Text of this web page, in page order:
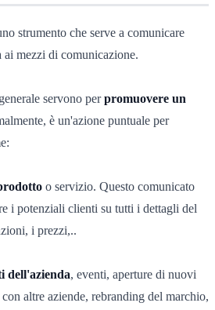
strumento che serve a comunicare
mezzi di comunicazione.
servono perpromuovere un
è un'azione puntuale per
o servizio. Questo comunicato
i potenziali clienti su tutti i dettagli del
i prezzi,..
dell'azienda, eventi, aperture di nuovi
altre aziende, rebranding del marchio,